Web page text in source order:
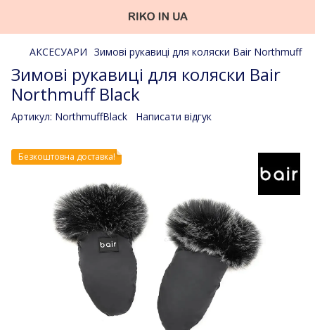
АКСЕСУАРИ Зимові рукавиці для коляски Bair Northmuff
Зимові рукавиці для коляски Bair
Northmuff Black
Артикул: NorthmuffBlack Написати відгук
Безкоштовна доставка!